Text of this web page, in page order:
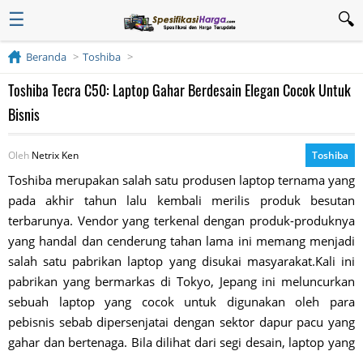
☰
Beranda Toshiba
Toshiba Tecra C50: Laptop Gahar Berdesain Elegan Cocok Untuk
Bisnis
Oleh Netrix Ken Toshiba
Toshiba merupakan salah satu produsen laptop ternama yang
pada akhir tahun lalu kembali merilis produk besutan
terbarunya. Vendor yang terkenal dengan produk-produknya
yang handal dan cenderung tahan lama ini memang menjadi
salah satu pabrikan laptop yang disukai masyarakat.Kali ini
pabrikan yang bermarkas di Tokyo, Jepang ini meluncurkan
sebuah laptop yang cocok untuk digunakan oleh para
pebisnis sebab dipersenjatai dengan sektor dapur pacu yang
gahar dan bertenaga. Bila dilihat dari segi desain, laptop yang